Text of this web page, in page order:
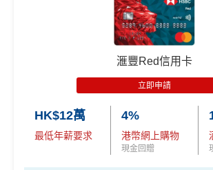
2026年7月1日至9月30日
MrMiles.hk/citi-cash-
申請完填Form賺多88里賞金*:
2026年10月31日或之前成功批卡
，及
可簽賬滿HK$5,000或以上（每月須包
HK$1,600 現金回贈
滙豐Red信用卡
立即申請
HK$12萬
最低年薪要求
4%
港幣網上購物
現金回贈